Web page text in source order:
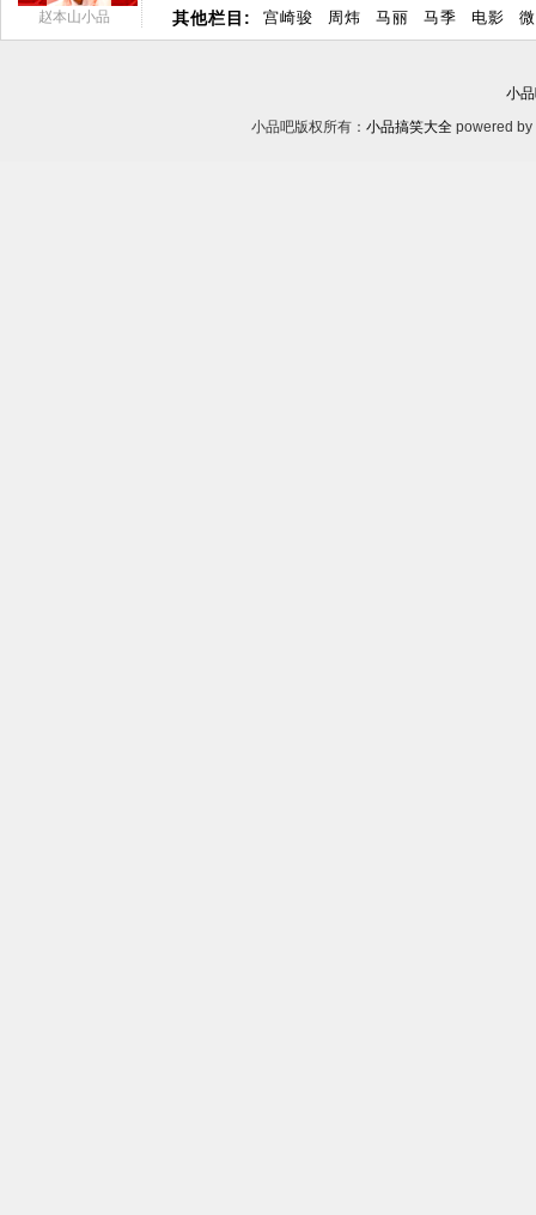
赵本山小品 其他栏目: 宫崎骏 周炜 马丽 马季 电影
小
小品吧版权所有： 小品搞笑大全 powered by